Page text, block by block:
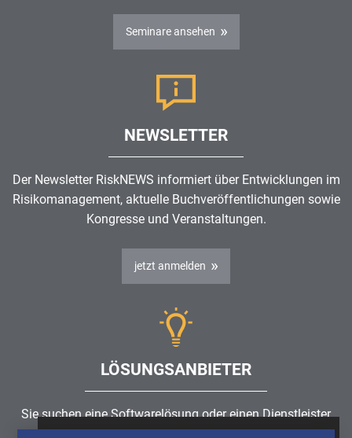
Seminare ansehen
NEWSLETTER
Der Newsletter RiskNEWS informiert über Entwicklungen im
Risikomanagement, aktuelle Buchveröffentlichungen sowie
Kongresse und Veranstaltungen.
jetzt anmelden
LÖSUNGSANBIETER
Sie suchen eine Softwarelösung oder einen Dienstleister
rund um die ThemenRisikomanagement,GRC, IKS oder